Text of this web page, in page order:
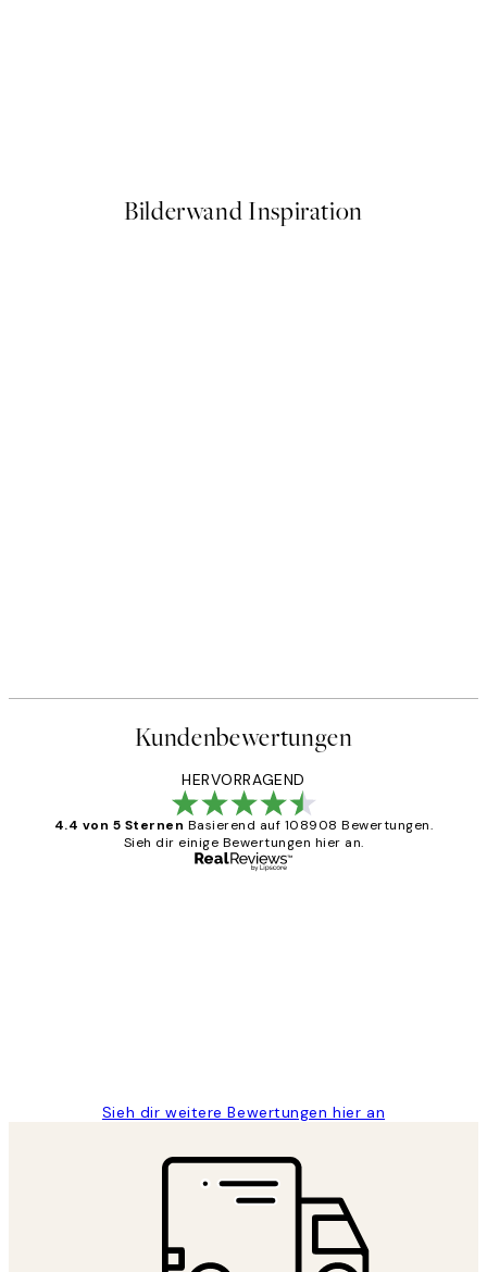
Bilderwand Inspiration
Kundenbewertungen
HERVORRAGEND
4.4 von 5 Sternen Basierend auf 108908 Bewertungen.
Sieh dir einige Bewertungen hier an.
Sieh dir weitere Bewertungen hier an